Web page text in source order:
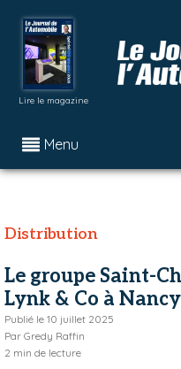
Lire le magazine
Menu
Distribution
Le groupe Saint-
Lynk & Co à Nancy
Publié le 10 juillet 2025
Par Gredy Raffin
2 min de lecture